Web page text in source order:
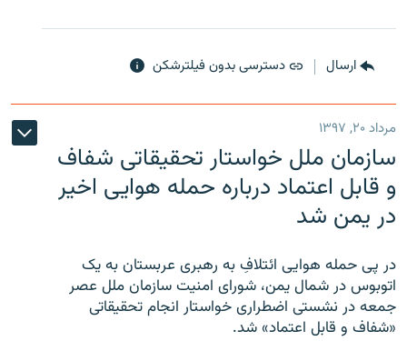
ارسال دسترسی بدون فیلترشکن
مرداد ۲۰, ۱۳۹۷
سازمان ملل خواستار تحقیقاتی شفاف
و قابل اعتماد درباره حمله هوایی اخیر
در یمن شد
در پی حمله هوایی ائتلافِ به رهبری عربستان به یک
اتوبوس در شمال یمن، شورای امنیت سازمان ملل عصر
جمعه در نشستی اضطراری خواستار انجام تحقیقاتی
«شفاف و قابل اعتماد» شد.